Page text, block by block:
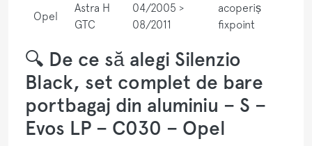
Opel
Astra H
GTC
04/2005 >
08/2011
acoperiș
fixpoint
🔍 De ce să alegi Silenzio
Black, set complet de bare
portbagaj din aluminiu – S –
Evos LP – C030 – Opel